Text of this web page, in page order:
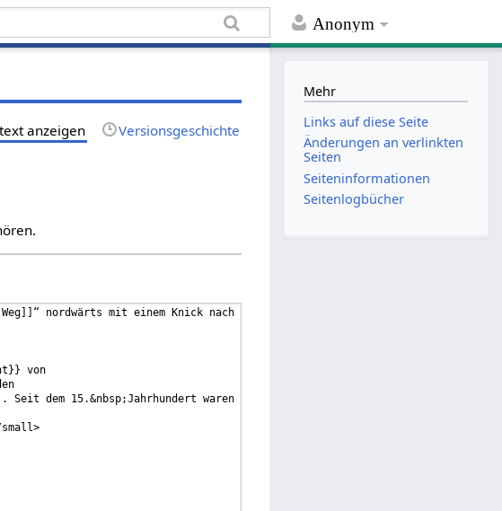
Anonym
anzeigen Versionsgeschichte
Mehr
Links auf diese Seite
Änderungen an verlinkten
Seiten
Seiten­informationen
Seitenlogbücher